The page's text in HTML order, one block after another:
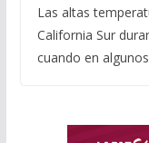
Las altas
California Sur
cuando en